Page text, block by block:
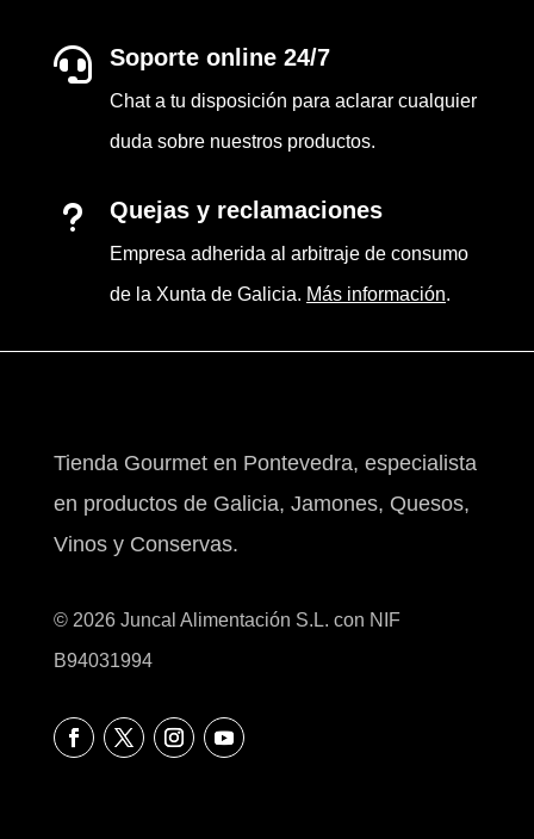
 Soporte online 24/7
Chat a tu disposición para aclarar cualquier
duda sobre nuestros productos.
u Quejas y reclamaciones
Empresa adherida al arbitraje de consumo
de la Xunta de Galicia. Más información.
Tienda Gourmet en Pontevedra, especialista
en productos de Galicia, Jamones, Quesos,
Vinos y Conservas.
© 2026 Juncal Alimentación S.L. con NIF
B94031994